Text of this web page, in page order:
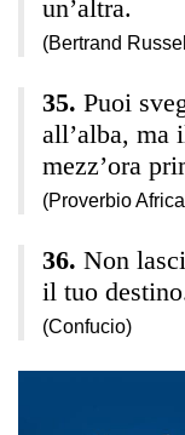
un’altra.
(Bertrand
Puoi
all’alba, ma
mezz’ora
(Proverbio
Non
il tuo
(Confucio)